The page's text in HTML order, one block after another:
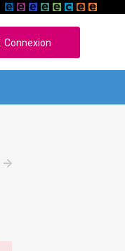
Connexion